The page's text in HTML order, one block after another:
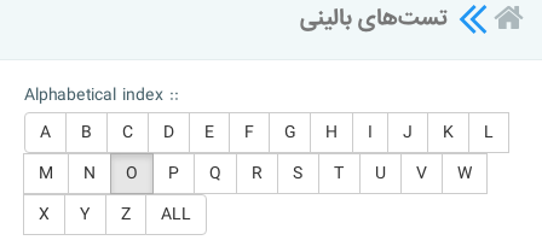
تست‌های بالینی
Alphabetical index ::
A
B C D E F G H I J K
L
M
N O P Q R S T U V
W
X
Y Z ALL